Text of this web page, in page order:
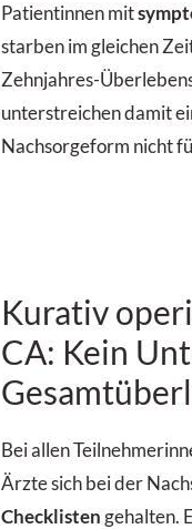
Patientinnen mit
starben im gleichen
Zehnjahres-
unterstreichen damit
Nachsorgeform nicht
Kurativ
CA: Kein
Bei allen
Ärzte sich bei der
Checklisten gehalten.